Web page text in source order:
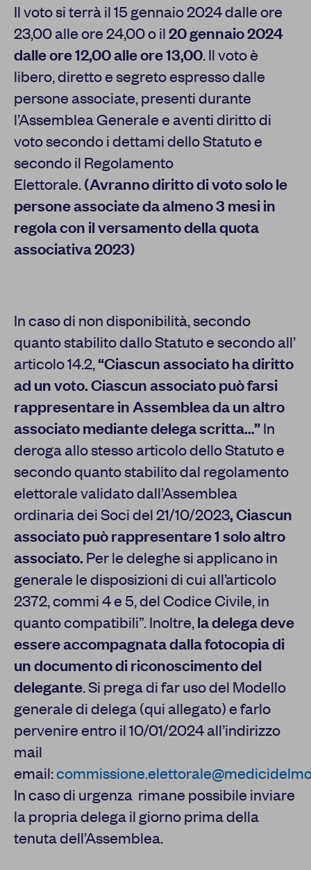
Il voto si terrà il 15 gennaio 2024 dalle ore
23,00 alle ore 24,00 o il20 gennaio 2024
dalle ore 12,00 alle ore 13,00. Il voto è
libero, diretto e segreto espresso dalle
persone associate, presenti durante
l’Assemblea Generale e aventi diritto di
voto secondo i dettami dello Statuto e
secondo il Regolamento
Elettorale.(Avranno diritto di voto solo le
persone associate da almeno 3 mesi in
regola con il versamento della quota
associativa 2023)
In caso di non disponibilità, secondo
quanto stabilito dallo Statuto e secondo all’
articolo 14.2,“Ciascun associato ha diritto
ad un voto. Ciascun associato può farsi
rappresentare in Assemblea da un altro
associato mediante delega scritta…”In
deroga allo stesso articolo dello Statuto e
secondo quanto stabilito dal regolamento
elettorale validato dall’Assemblea
ordinaria dei Soci del 21/10/2023, Ciascun
associato può rappresentare 1 solo altro
associato. Per le deleghe si applicano in
generale le disposizioni di cui all’articolo
2372, commi 4 e 5, del Codice Civile, in
quanto compatibili”. Inoltre,la delega deve
essere accompagnata dalla fotocopia di
un documento di riconoscimento del
delegante. Si prega di far uso del Modello
generale di delega (qui allegato) e farlo
pervenire entro il 10/01/2024 all’indirizzo
mail
email:
In caso di urgenza rimane possibile inviare
la propria delega il giorno prima della
tenuta dell’Assemblea.